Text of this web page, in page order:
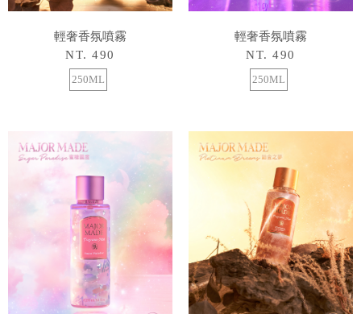
輕奢香氛噴霧
NT. 490
250ML
輕奢香氛噴霧
NT. 490
250ML